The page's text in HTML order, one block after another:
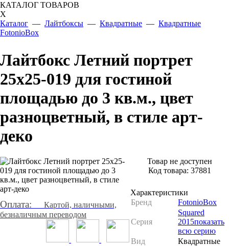
КАТАЛОГ ТОВАРОВ
X
Каталог — Лайтбоксы — Квадратные — Квадратные
FotonioBox
Лайтбокс Летний портрет
25x25-019 для гостиной
площадью до 3 кв.м., цвет
разноцветный, в стиле арт-
деко
Оплата: Картой, наличными,
безналичным переводом
Товар не доступен
Код товара: 37881
Характеристики
Бренд
FotonioBox
Серия
Squared
2015показать
всю серию
Вид
Квадратные